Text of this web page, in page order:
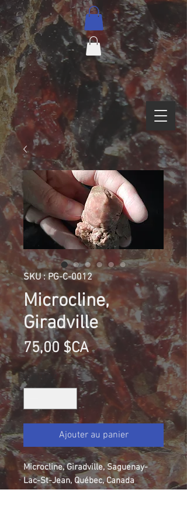
SKU : PG-C-0012
Microcline,
Giradville
75,00 $CAPrix
Quantité
Ajouter au panier
Microcline, Giradville, Saguenay-
Lac-St-Jean, Québec, Canada